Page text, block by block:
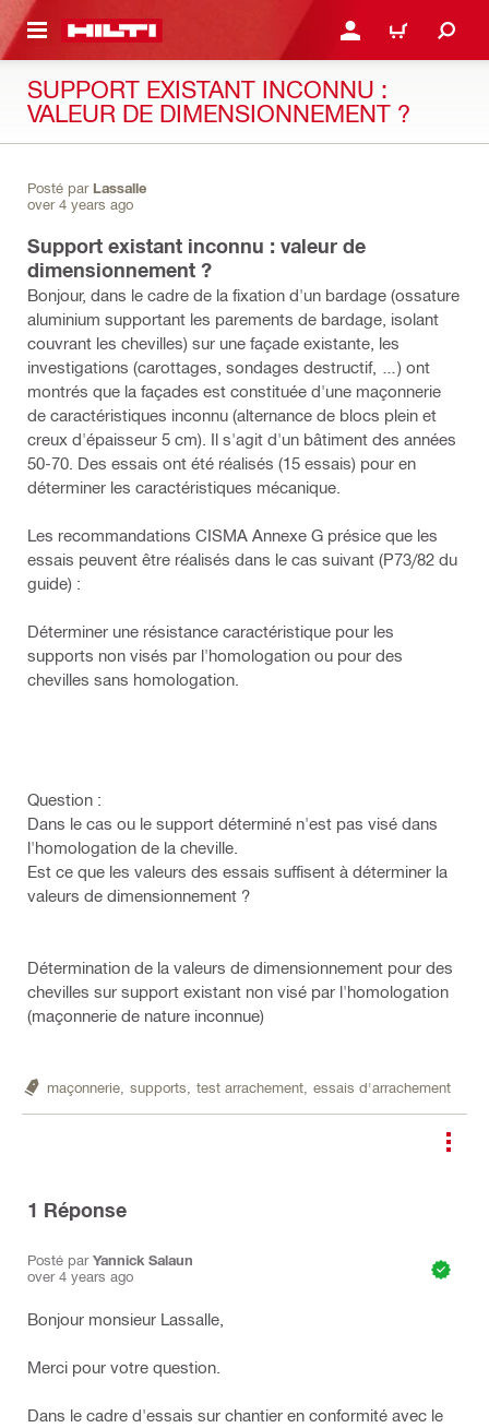
SE CONNECTER OU
PANIER
SUPPORT EXISTANT INCONNU :
VALEUR DE DIMENSIONNEMENT ?
Posté par Lassalle
over 4 years ago
Support existant inconnu : valeur de
dimensionnement ?
Bonjour, dans le cadre de la fixation d'un bardage (ossature
aluminium supportant les parements de bardage, isolant
couvrant les chevilles) sur une façade existante, les
investigations (carottages, sondages destructif, …) ont
montrés que la façades est constituée d'une maçonnerie
de caractéristiques inconnu (alternance de blocs plein et
creux d'épaisseur 5 cm). Il s'agit d'un bâtiment des années
50-70. Des essais ont été réalisés (15 essais) pour en
déterminer les caractéristiques mécanique.
Les recommandations CISMA Annexe G présice que les
essais peuvent être réalisés dans le cas suivant (P73/82 du
guide) :
Déterminer une résistance caractéristique pour les
supports non visés par l'homologation ou pour des
chevilles sans homologation.
Question :
Dans le cas ou le support déterminé n'est pas visé dans
l'homologation de la cheville.
Est ce que les valeurs des essais suffisent à déterminer la
valeurs de dimensionnement ?
Détermination de la valeurs de dimensionnement pour des
chevilles sur support existant non visé par l'homologation
(maçonnerie de nature inconnue)
maçonnerie, supports, test arrachement, essais d'arrachement
1 Réponse
Posté par Yannick Salaun
over 4 years ago
Bonjour monsieur Lassalle,
Merci pour votre question.
Dans le cadre d'essais sur chantier en conformité avec le